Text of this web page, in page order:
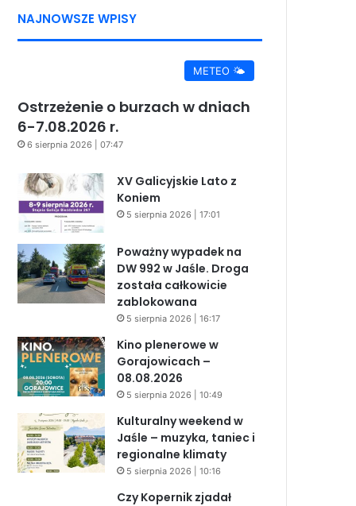
NAJNOWSZE WPISY
METEO 🌤️
Ostrzeżenie o burzach w dniach
6-7.08.2026 r.
6 sierpnia 2026 | 07:47
XV Galicyjskie Lato z
Koniem
5 sierpnia 2026 | 17:01
Poważny wypadek na
DW 992 w Jaśle. Droga
została całkowicie
zablokowana
5 sierpnia 2026 | 16:17
Kino plenerowe w
Gorajowicach –
08.08.2026
5 sierpnia 2026 | 10:49
Kulturalny weekend w
Jaśle – muzyka, taniec i
regionalne klimaty
5 sierpnia 2026 | 10:16
Czy Kopernik zjadał